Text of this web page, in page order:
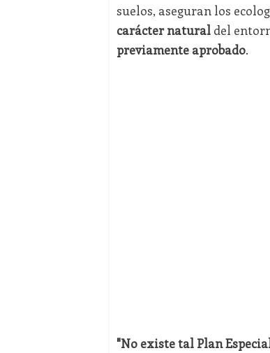
suelos, aseguran los
carácter naturaldel
previamente aprobado.
"No existe tal Plan